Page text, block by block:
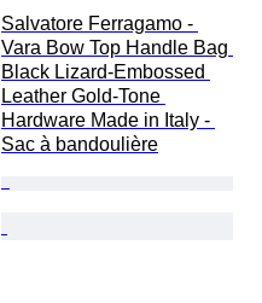
Salvatore Ferragamo -
Vara Bow Top Handle Bag
Black Lizard-Embossed
Leather Gold-Tone
Hardware Made in Italy -
Sac à bandoulière